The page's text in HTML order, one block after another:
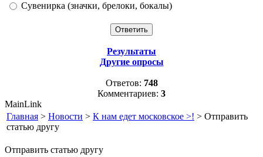
Сувенирка (значки, брелоки, бокалы)
Результаты
Другие опросы
Ответов: 748
Комментариев: 3
MainLink
Главная > Новости > К нам едет московское >! > Отправить
статью другу
Отправить статью другу